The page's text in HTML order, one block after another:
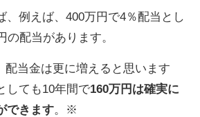
、例えば、400万円で4％配当とし
の配当があります。
配当金は更に増えると思います
しても10年間で160万円は確実に
できます。※